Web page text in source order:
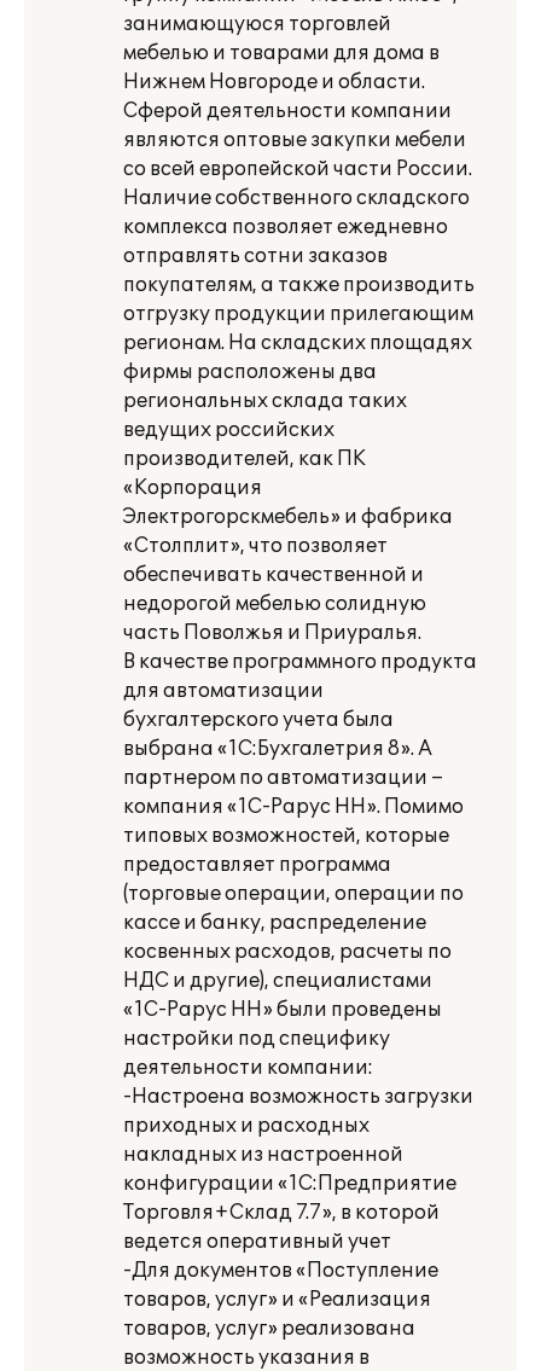
занимающуюся торговлей
мебелью и товарами для дома в
Нижнем Новгороде и области.
Сферой деятельности компании
являются оптовые закупки мебели
со всей европейской части России.
Наличие собственного складского
комплекса позволяет ежедневно
отправлять сотни заказов
покупателям, а также производить
отгрузку продукции прилегающим
регионам. На складских площадях
фирмы расположены два
региональных склада таких
ведущих российских
производителей, как ПК
«Корпорация
Электрогорскмебель» и фабрика
«Столплит», что позволяет
обеспечивать качественной и
недорогой мебелью солидную
часть Поволжья и Приуралья.
В качестве программного продукта
для автоматизации
бухгалтерского учета была
выбрана «1С:Бухгалетрия 8». А
партнером по автоматизации –
компания «1С-Рарус НН». Помимо
типовых возможностей, которые
предоставляет программа
(торговые операции, операции по
кассе и банку, распределение
косвенных расходов, расчеты по
НДС и другие), специалистами
«1С-Рарус НН» были проведены
настройки под специфику
деятельности компании:
-Настроена возможность загрузки
приходных и расходных
накладных из настроенной
конфигурации «1С:Предприятие
Торговля+Склад 7.7», в которой
ведется оперативный учет
-Для документов «Поступление
товаров, услуг» и «Реализация
товаров, услуг» реализована
возможность указания в